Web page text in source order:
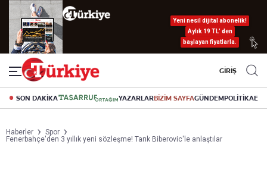
Yeni nesil dijital abonelik!
Aylık 19 TL’ den
başlayan fiyatlarla.
GİRİŞ
SON DAKİKA YAZARLARBİZİM SAYFAGÜNDEMPOLİTİKA
Haberler
Spor
Fenerbahçe'den 3 yıllık yeni sözleşme! Tarık Biberovic'le anlaştılar